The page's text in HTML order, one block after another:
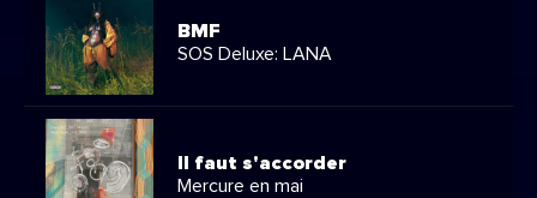
BMF
SOS Deluxe: LANA
Il faut s'accorder
Mercure en mai